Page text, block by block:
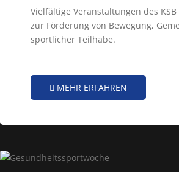
Vielfältige Veranstaltungen des
zur Förderung von Bewegung,
sportlicher Teilhabe.
MEHR ERFAHREN